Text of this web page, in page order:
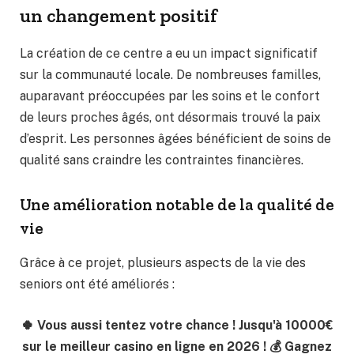
un changement positif
La création de ce centre a eu un impact significatif
sur la communauté locale. De nombreuses familles,
auparavant préoccupées par les soins et le confort
de leurs proches âgés, ont désormais trouvé la paix
d’esprit. Les personnes âgées bénéficient de soins de
qualité sans craindre les contraintes financières.
Une amélioration notable de la qualité de
vie
Grâce à ce projet, plusieurs aspects de la vie des
seniors ont été améliorés :
🍀 Vous aussi tentez votre chance ! Jusqu'à 10000€
sur le meilleur casino en ligne en 2026 ! 💰 Gagnez